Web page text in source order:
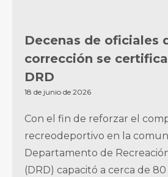
Decenas de oficiales
corrección se
DRD
18 de junio de 2026
Con el fin de reforzar el
recreodeportivo en la
Departamento de
(DRD) capacitó a cerca de